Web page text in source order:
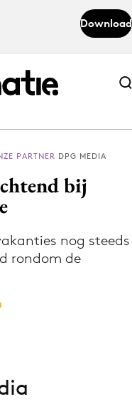
Download
Abonneer nu
Abonneer nu
de Adformatie
PARTNER DPG MEDIA
bij
nog steeds
rondom de